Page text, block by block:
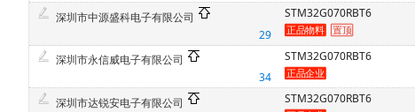
深圳市中源盛科电子有限公司
29
STM32G070RBT6
深圳市永信威电子有限公司
34
STM32G070RBT6
深圳市达锐安电子有限公司
STM32G070RBT6